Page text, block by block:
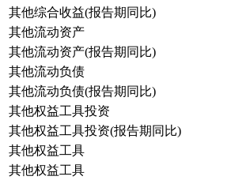
其他综合收益(报告期同比)
其他流动资产
其他流动资产(报告期同比)
其他流动负债
其他流动负债(报告期同比)
其他权益工具投资
其他权益工具投资(报告期同比)
其他权益工具
其他权益工具